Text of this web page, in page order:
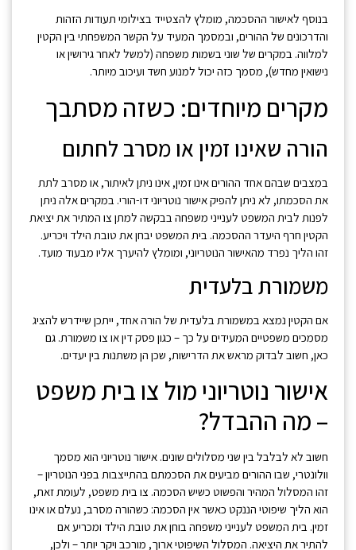
בנוסף לאישור ההסכמה, מומלץ להצטייד בצילומי תעודות הזהות
והדרכונים של ההורים, ובמסמך המעיד על הקשר המשפחתי בין הקטין
למלווה. במקרים של שוני בשמות משפחה (למשל לאחר גירושין או
נישואין מחדש), מסמך כזה יכול למנוע חשד ועיכוב מיותר.
מקרים מיוחדים: כשזה מסתבך
הורה שאינו זמין או מסרב לחתום
במצבים שבהם אחד ההורים אינו זמין, אינו ניתן לאיתור, או מסרב לתת
את הסכמתו, לא ניתן להפיק אישור נוטריוני דו-הורי. במקרים אלה ניתן
לפנות לבית המשפט לענייני משפחה בבקשה למתן צו המתיר את יציאת
הקטין חרף היעדר ההסכמה. בית המשפט יבחן את טובת הילד ויכריע.
זהו הליך נפרד מהאישור הנוטריוני, ומומלץ להיערך אליו מבעוד מועד.
משמורת בלעדית
אם הקטין נמצא במשמורת בלעדית של הורה אחד, ייתכן שיידרש להציג
מסמכים משפטיים המעידים על כך – כגון פסק דין או צו משמורת. גם
כאן, חשוב לבדוק מראש את הדרישות, שכן הן משתנות בין יעדים.
אישור נוטריוני מול צו בית משפט
– מה ההבדל?
חשוב לא לבלבל בין שני מסלולים שונים. אישור נוטריוני הוא מסמך
וולונטרי, שבו ההורים מביעים את הסכמתם בהתייצבות בפני הנוטריון –
זהו המסלול המהיר והפשוט כשיש הסכמה. צו בית משפט, לעומת זאת,
הוא הליך שיפוטי הננקט כאשר אין הסכמה: כשהורה מסרב, נעלם או אינו
זמין. בית המשפט לענייני משפחה בוחן את טובת הילד ומכריע אם
להתיר את היציאה. המסלול השיפוטי ארוך, מורכב ויקר יותר – ולכן,